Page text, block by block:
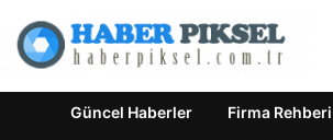
Güncel Haberler Firma Rehberi